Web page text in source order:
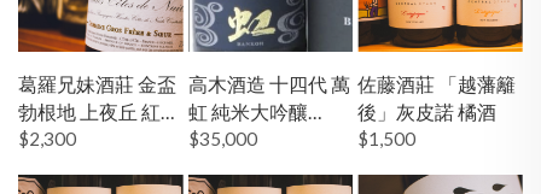
葛羅兄妹酒莊 金盃
勃根地 上夜丘 紅酒
19'
$2,300
高木酒造 十四代 萬
虹 純米大吟釀
1500ml
$35,000
佐藤酒莊 「越藩籬
後」灰皮諾 橘酒
$1,500